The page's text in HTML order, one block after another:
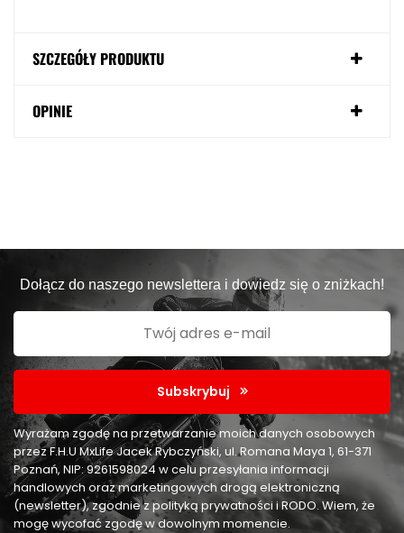
SZCZEGÓŁY PRODUKTU
OPINIE
Dołącz do naszego newslettera i dowiedz się o zniżkach!
Subskrybuj
Wyrażam zgodę na przetwarzanie moich danych osobowych
przez F.H.U MxLife Jacek Rybczyński, ul. Romana Maya 1, 61-371
Poznań, NIP: 9261598024 w celu przesyłania informacji
handlowych oraz marketingowych drogą elektroniczną
(newsletter), zgodnie z polityką prywatności i RODO. Wiem, że
mogę wycofać zgodę w dowolnym momencie.